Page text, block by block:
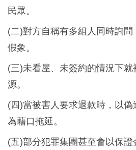
民眾。
(二)對方自稱有多組人同時詢
假象。
(三)未看屋、未簽約的情況下
源。
(四)當被害人要求退款時，以
為藉口拖延。
(五)部分犯罪集團甚至會以保